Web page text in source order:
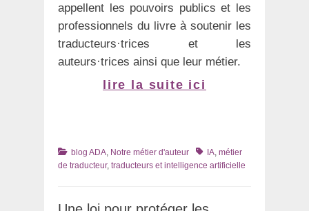
appellent les pouvoirs publics et les
professionnels du livre à soutenir les
traducteurs·trices et les
auteurs·trices ainsi que leur métier.
lire la suite ici
Catégories
blog ADA Notre métier d'auteur Tags
IA métier
de traducteur, traducteurs et intelligence artificielle